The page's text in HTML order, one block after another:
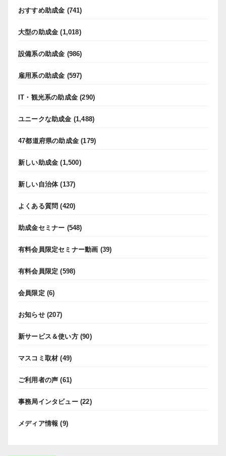
おすすめ助成金 (741)
大型の助成金 (1,018)
設備系の助成金 (986)
雇用系の助成金 (597)
IT・観光系の助成金 (290)
ユニークな助成金 (1,488)
47都道府県の助成金 (179)
新しい助成金 (1,500)
新しい自治体(137)
よくある質問 (420)
助成金セミナー (548)
有料会員限定セミナー動画 (39)
有料会員限定 (598)
会員限定 (6)
お知らせ(207)
新サービス＆使い方(90)
マスコミ取材 (49)
ご利用者の声 (61)
事務局インタビュー(22)
メディア情報 (9)